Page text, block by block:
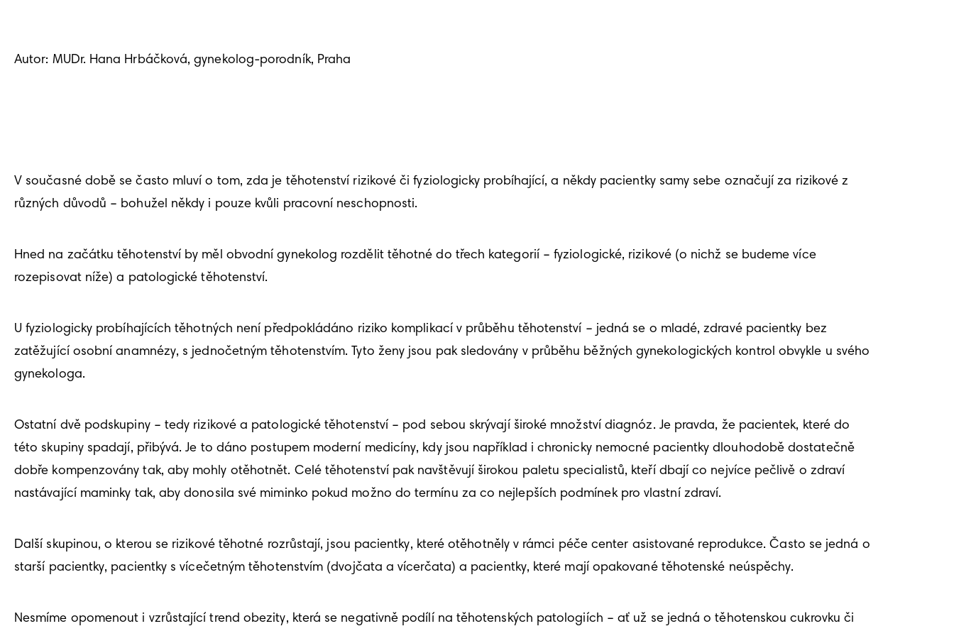
Autor: MUDr. Hana Hrbáčková, gynekolog-porodník, Praha
V současné době se často mluví o tom, zda je těhotenství rizikové či fyziologicky probíhající, a někdy pacientky samy sebe označují za rizikové z
různých důvodů – bohužel někdy i pouze kvůli pracovní neschopnosti.
Hned na začátku těhotenství by měl obvodní gynekolog rozdělit těhotné do třech kategorií – fyziologické, rizikové (o nichž se budeme více
rozepisovat níže) a patologické těhotenství.
U fyziologicky probíhajících těhotných není předpokládáno riziko komplikací v průběhu těhotenství – jedná se o mladé, zdravé pacientky bez
zatěžující osobní anamnézy, s jednočetným těhotenstvím. Tyto ženy jsou pak sledovány v průběhu běžných gynekologických kontrol obvykle u svého
gynekologa.
Ostatní dvě podskupiny – tedy rizikové a patologické těhotenství – pod sebou skrývají široké množství diagnóz. Je pravda, že pacientek, které do
této skupiny spadají, přibývá. Je to dáno postupem moderní medicíny, kdy jsou například i chronicky nemocné pacientky dlouhodobě dostatečně
dobře kompenzovány tak, aby mohly otěhotnět. Celé těhotenství pak navštěvují širokou paletu specialistů, kteří dbají co nejvíce pečlivě o zdraví
nastávající maminky tak, aby donosila své miminko pokud možno do termínu za co nejlepších podmínek pro vlastní zdraví.
Další skupinou, o kterou se rizikové těhotné rozrůstají, jsou pacientky, které otěhotněly v rámci péče center asistované reprodukce. Často se jedná o
starší pacientky, pacientky s vícečetným těhotenstvím (dvojčata a vícerčata) a pacientky, které mají opakované těhotenské neúspěchy.
Nesmíme opomenout i vzrůstající trend obezity, která se negativně podílí na těhotenských patologiích – ať už se jedná o těhotenskou cukrovku či